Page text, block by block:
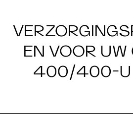
EN VOOR UW
400/400-U